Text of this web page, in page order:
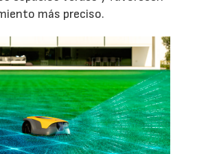
más preciso.